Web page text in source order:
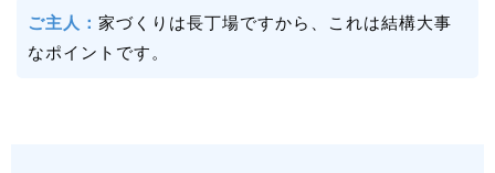
ご主人： 家づくりは長丁場ですから、これは結構大事
なポイントです。